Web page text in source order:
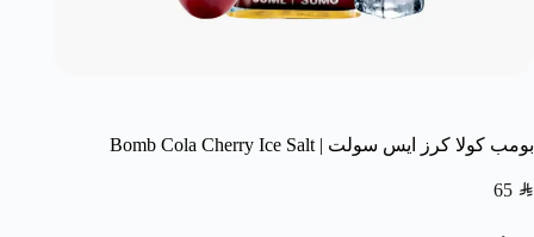
بومب كولا كرز ايس سولت | Bomb Cola Cherry Ice Salt
65 SAR